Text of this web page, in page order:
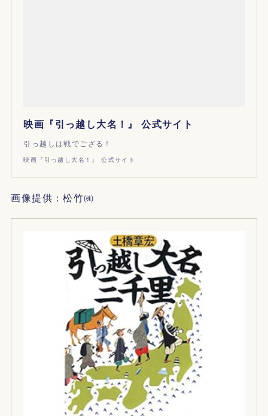
映画『引っ越し大名！』 公式サイト
引っ越しは戦でござる！
映画『引っ越し大名！』 公式サイト
画像提供：松竹㈱